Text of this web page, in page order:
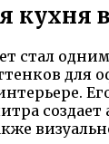
кухня
стал
для